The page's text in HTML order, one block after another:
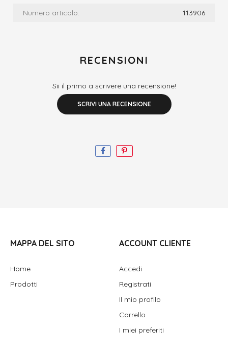
Numero articolo: 113906
RECENSIONI
Sii il primo a scrivere una recensione!
SCRIVI UNA RECENSIONE
MAPPA DEL SITO
Home
Prodotti
ACCOUNT CLIENTE
Accedi
Registrati
Il mio profilo
Carrello
I miei preferiti